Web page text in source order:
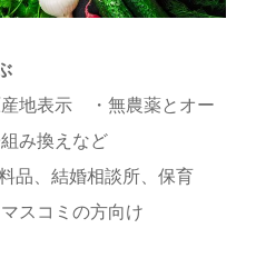
地表示 ・無農薬とオー
み換えなど
品、結婚相談所、保育
スコミの方向け